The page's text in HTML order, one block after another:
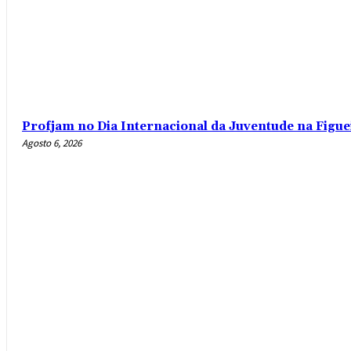
Profjam no Dia Internacional da Juventude na
Agosto 6, 2026